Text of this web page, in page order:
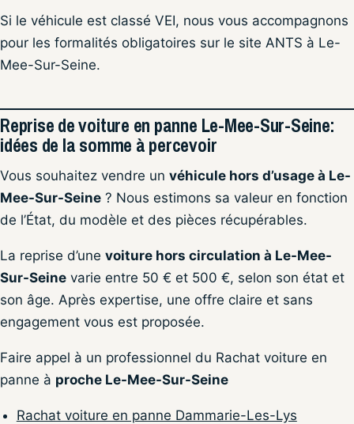
Si le véhicule est classé VEI, nous vous accompagnons
pour les formalités obligatoires sur le site ANTS à Le-
Mee-Sur-Seine.
Reprise de voiture en panne Le-Mee-Sur-Seine:
idées de la somme à percevoir
Vous souhaitez vendre un véhicule hors d’usage à Le-
Mee-Sur-Seine ? Nous estimons sa valeur en fonction
de l’État, du modèle et des pièces récupérables.
La reprise d’une voiture hors circulation à Le-Mee-
Sur-Seine varie entre 50 € et 500 €, selon son état et
son âge. Après expertise, une offre claire et sans
engagement vous est proposée.
Faire appel à un professionnel du Rachat voiture en
panne à proche Le-Mee-Sur-Seine
Rachat voiture en panne Dammarie-Les-Lys